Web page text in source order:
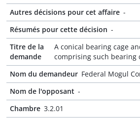
Autres décisions pour cet affaire -
Résumés pour cette décision -
Titre de la
demande
A conical bearing cage
comprising such bearing
Nom du demandeur Federal Mogul
Nom de l'opposant -
Chambre 3.2.01